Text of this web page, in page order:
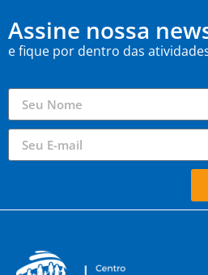
Assine nossa
e fique por dentro das